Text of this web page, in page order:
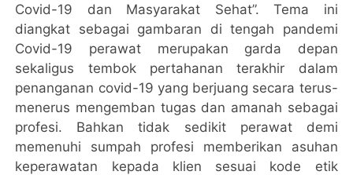
Covid-19 dan Masyarakat Sehat”. Tema ini
diangkat sebagai gambaran di tengah pandemi
Covid-19 perawat merupakan garda depan
sekaligus tembok pertahanan terakhir dalam
penanganan covid-19 yang berjuang secara terus-
menerus mengemban tugas dan amanah sebagai
profesi. Bahkan tidak sedikit perawat demi
memenuhi sumpah profesi memberikan asuhan
keperawatan kepada klien sesuai kode etik